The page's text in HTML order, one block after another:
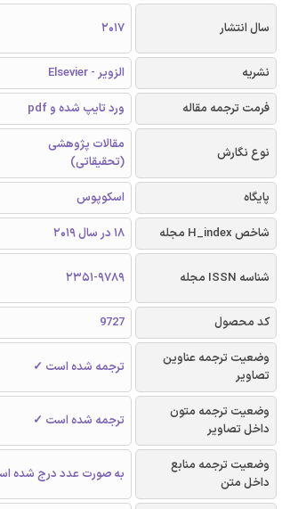
سال انتشار 2017
نشریه
الزویر - Elsevier
فرمت ترجمه مقاله
ورد تایپ شده و pdf
نوع نگارش
مقالات پژوهشی
(تحقیقاتی)
پایگاه اسکوپوس
شاخص H_index مجله
18 در سال 2019
شناسه ISSN مجله 2351-9789
کد محصول
9727
وضعیت ترجمه عناوین
تصاویر
ترجمه شده است ✓
وضعیت ترجمه متون
داخل تصاویر
ترجمه شده است ✓
وضعیت ترجمه منابع
داخل متن
به صورت عدد درج شده